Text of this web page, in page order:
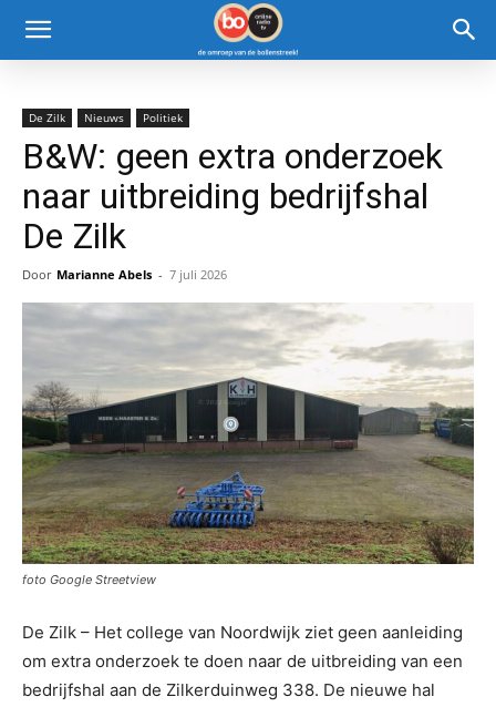
De Zilk Nieuws Politiek
B&W: geen extra onderzoek
naar uitbreiding bedrijfshal
De Zilk
Door Marianne Abels - 7 juli 2026
foto Google Streetview
De Zilk – Het college van Noordwijk ziet geen aanleiding
om extra onderzoek te doen naar de uitbreiding van een
bedrijfshal aan de Zilkerduinweg 338. De nieuwe hal